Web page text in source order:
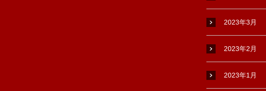
2023年3月
2023年2月
2023年1月